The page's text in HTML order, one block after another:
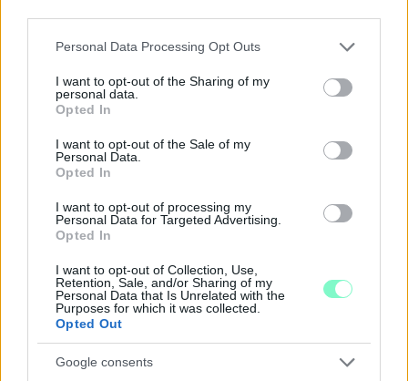
Please note that this website/app uses one or more Google
not limited to your visit or usage behaviour. You may click to
grant or deny consent to Google and its third-party tags to
use your data for below specified purposes in below Google
consent section.
Personal Data Processing Opt Outs
I want to opt-out of the Sharing of my
personal data.
Opted In
I want to opt-out of the Sale of my
Personal Data.
Opted In
I want to opt-out of processing my
Personal Data for Targeted Advertising.
Opted In
I want to opt-out of Collection, Use,
Retention, Sale, and/or Sharing of my
Personal Data that Is Unrelated with the
Purposes for which it was collected.
Opted Out
Google consents
INFLÁCIÓ MAGYARORSZÁGON
Júliusban mindössze 1,2 százalékkal emelkedtek éves
összevetésben a fogyasztói árak, miközben az élelmiszerek ára
már csökkent.